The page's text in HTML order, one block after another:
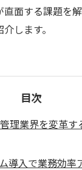
面する課題を
します。
目次
理業界を変革す
導入で業務効率